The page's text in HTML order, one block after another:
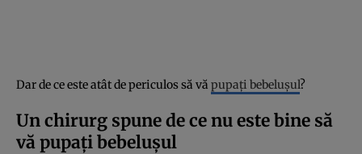
Dar de ce este atât de periculos să vă pupați bebelușul?
Un chirurg spune de ce nu este bine să
vă pupați bebelușul